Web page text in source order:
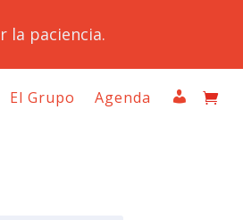
la paciencia.
El Grupo Agenda